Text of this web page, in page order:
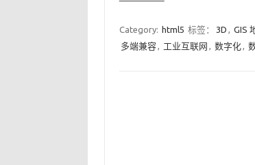
Category: html5 标签： 3D , GIS
多端兼容, 工业互联网 , 数字化,